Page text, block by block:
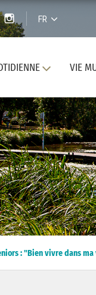
FR
VIE
: "Bien vivre dans